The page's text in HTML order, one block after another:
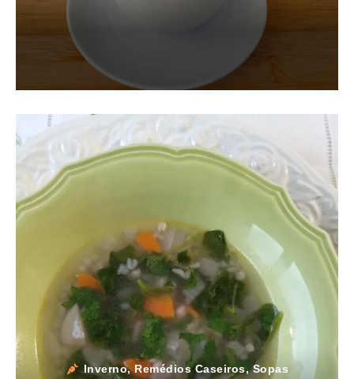
Inverno,Remédios Caseiros,Sopas